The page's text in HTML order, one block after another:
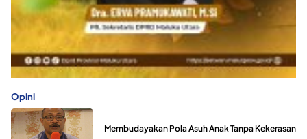
Opini
Membudayakan Pola Asuh Anak Tanpa Kekerasan